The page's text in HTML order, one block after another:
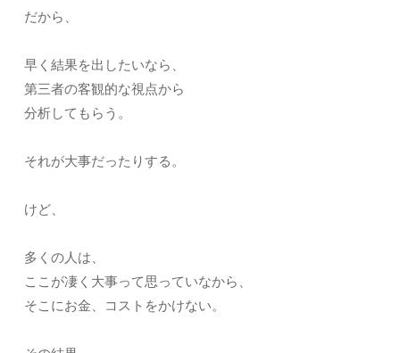
だから、
早く結果を出したいなら、
第三者の客観的な視点から
分析してもらう。
それが大事だったりする。
けど、
多くの人は、
ここが凄く大事って思っていなから、
そこにお金、コストをかけない。